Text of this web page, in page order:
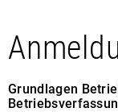
Grundlagen